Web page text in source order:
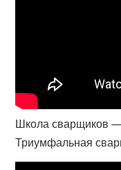
Школа сварщиков
Триумфальная